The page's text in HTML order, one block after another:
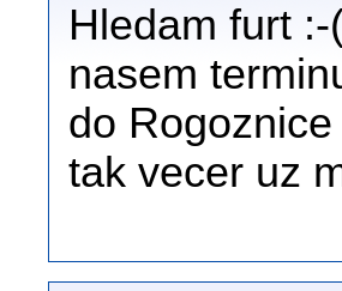
Hledam furt
nasem
do
tak vecer uz